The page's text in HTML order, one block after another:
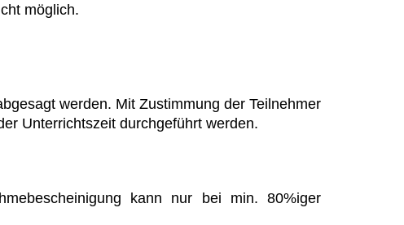
möglich.
werden. Mit Zustimmung der Teilnehmer
Unterrichtszeit durchgeführt werden.
kann nur bei min. 80%iger